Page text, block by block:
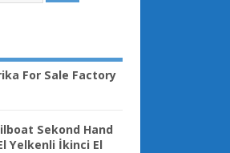
For Sale Factory
Sekond Hand
Yelkenli İkinci El